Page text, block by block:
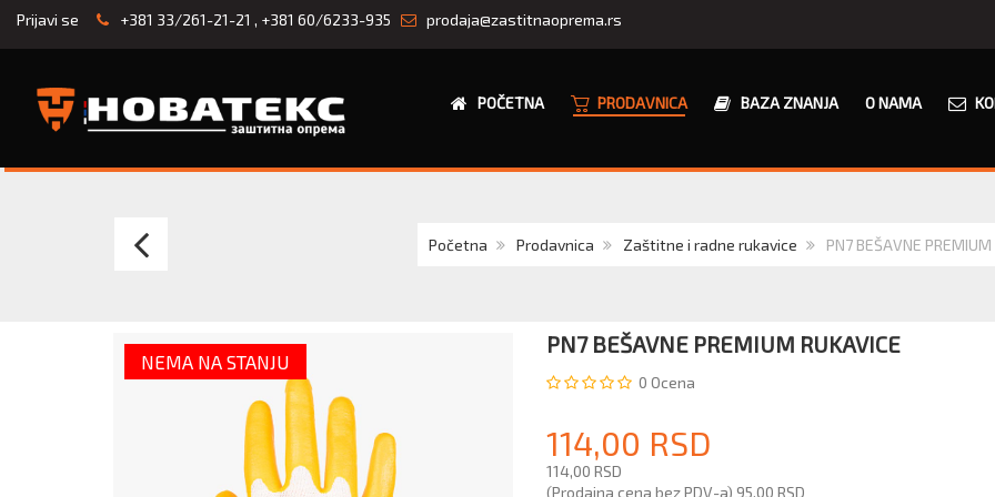
Prijavi se +381 33/261-21-21 , +381 60/6233-935 prodaja@zastitnaoprema.rs
POČETNA PRODAVNICA BAZA ZNANJA O NAMA
Početna Prodavnica Zaštitne i radne rukavice PN7 BEŠAVNE PREMIUM
PN5
RADNE
RUKAVICE
NEMA NA STANJU
PN7 BEŠAVNE PREMIUM RUKAVICE
0 Ocena
114,00 RSD
114,00 RSD
(Prodajna cena bez PDV-a) 95,00 RSD